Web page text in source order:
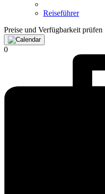
Reiseführer
Preise und Verfügbarkeit prüfen
0